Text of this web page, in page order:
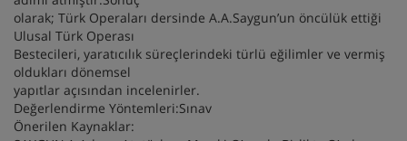
olarak; Türk Operaları dersinde A.A.Saygun’un öncülük ettiği
Ulusal Türk Operası
Bestecileri, yaratıcılık süreçlerindeki türlü eğilimler ve vermiş
oldukları dönemsel
yapıtlar açısından incelenirler.
Değerlendirme Yöntemleri:Sınav
Önerilen Kaynaklar: